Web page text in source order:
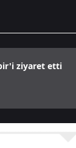
ziyaret etti